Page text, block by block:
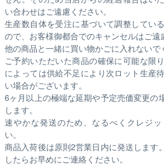
い合わせはご遠慮ください。
生産数自体を受注に基づいて調整してい
ので、お客様御都合でのキャンセルはご遠
他の商品と一緒に買い物かごに入れないで
ご予約いただいた商品の確保に可能な限
によっては供給不足により次ロット生産
い場合がございます。
6ヶ月以上の極端な延期や予定売価変更の
します。
速やかな発送のため、なるべくクレジ
い。
商品入荷後は原則2営業日内に発送します
したらお早めにご連絡ください。